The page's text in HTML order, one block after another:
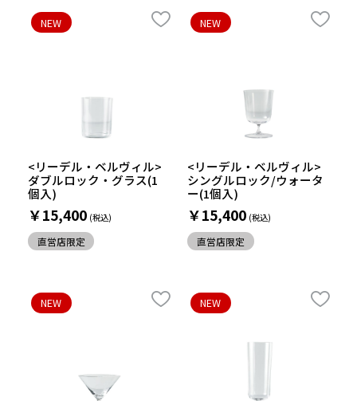
<リーデル・ベルヴィル>
ダブルロック・グラス(1
個入)
￥15,400
NEW
直営店限定
<リーデル・ベルヴィル>
シングルロック/ウォータ
ー(1個入)
￥15,400
NEW
直営店限定
NEW NEW